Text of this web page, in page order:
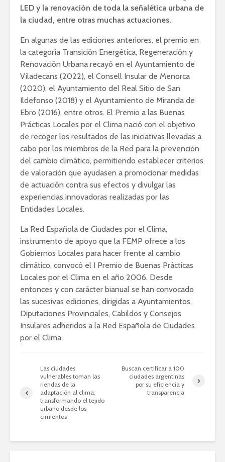
LED y la renovación de toda la señalética urbana de
la ciudad, entre otras muchas actuaciones.
En algunas de las ediciones anteriores, el premio en
la categoría Transición Energética, Regeneración y
Renovación Urbana recayó en el Ayuntamiento de
Viladecans (2022), el Consell Insular de Menorca
(2020), el Ayuntamiento del Real Sitio de San
Ildefonso (2018) y el Ayuntamiento de Miranda de
Ebro (2016), entre otros. El Premio a las Buenas
Prácticas Locales por el Clima nació con el objetivo
de recoger los resultados de las iniciativas llevadas a
cabo por los miembros de la Red para la prevención
del cambio climático, permitiendo establecer criterios
de valoración que ayudasen a promocionar medidas
de actuación contra sus efectos y divulgar las
experiencias innovadoras realizadas por las
Entidades Locales.
La Red Española de Ciudades por el Clima,
instrumento de apoyo que la FEMP ofrece a los
Gobiernos Locales para hacer frente al cambio
climático, convocó el I Premio de Buenas Prácticas
Locales por el Clima en el año 2006. Desde
entonces y con carácter bianual se han convocado
las sucesivas ediciones, dirigidas a Ayuntamientos,
Diputaciones Provinciales, Cabildos y Consejos
Insulares adheridos a la Red Española de Ciudades
por el Clima.
Las ciudades
vulnerables toman las
riendas de la
adaptación al clima:
transformando el tejido
urbano desde los
cimientos
Buscan certificar a 100
ciudades argentinas
por su eficiencia y
transparencia